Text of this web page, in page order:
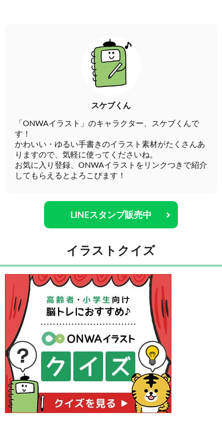
スケブくん
「ONWAイラスト」のキャラクター、スケブくんで
す！
かわいい・ゆるい手書きのイラスト素材がたくさんあ
りますので、気軽に使ってくださいね。
お気に入り登録、ONWAイラストをリンクつきで紹介
してもらえるとよろこびます！
LINEスタンプ販売中
イラストクイズ